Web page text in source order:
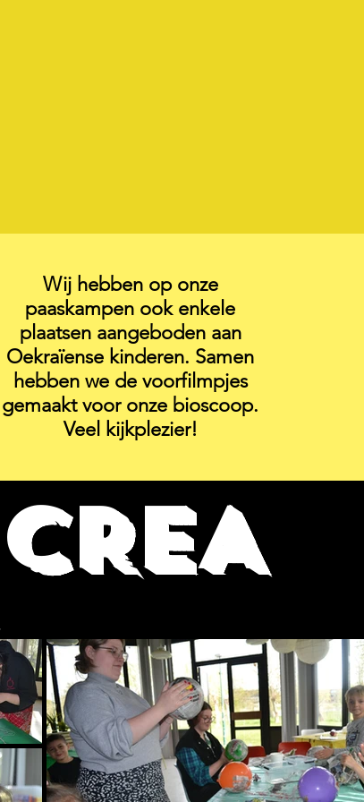
Wij hebben op onze
paaskampen ook enkele
plaatsen aangeboden aan
Oekraïense kinderen. Samen
hebben we de voorfilmpjes
gemaakt voor onze bioscoop.
Veel kijkplezier!
CREA